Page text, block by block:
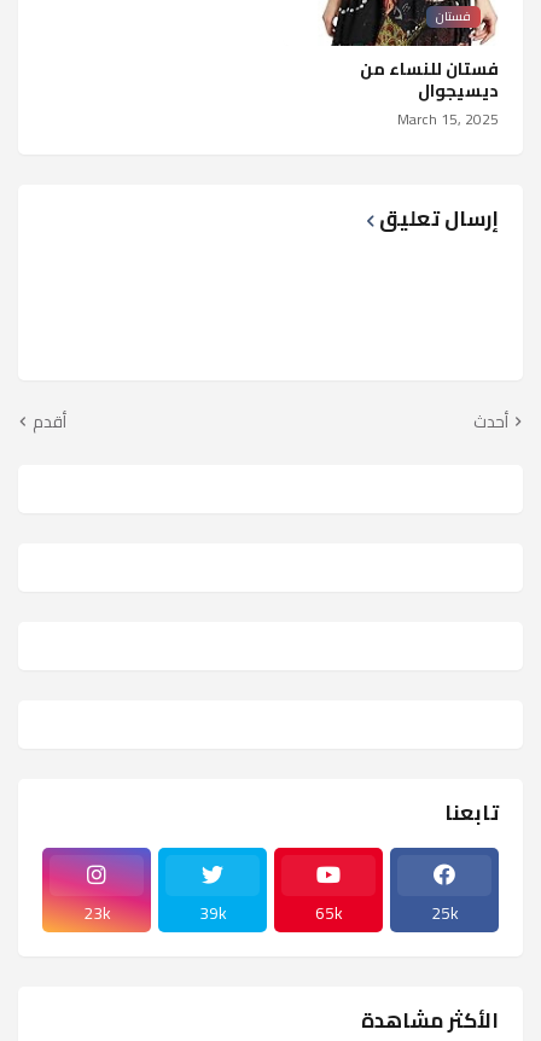
فستان
فستان للنساء من
ديسيجوال
March 15, 2025
إرسال تعليق
أحدث أقدم
تابعنا
25k
65k
39k
23k
الأكثر مشاهدة